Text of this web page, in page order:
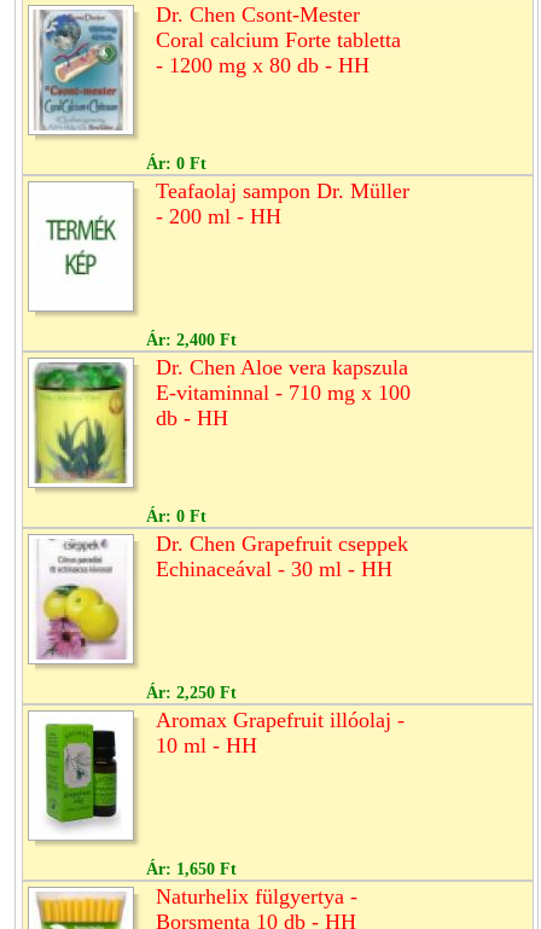
Dr. Chen Csont-Mester
Coral calcium Forte tabletta
- 1200 mg x 80 db - HH
Ár: 0 Ft
Teafaolaj sampon Dr. Müller
- 200 ml - HH
Ár: 2,400 Ft
Dr. Chen Aloe vera kapszula
E-vitaminnal - 710 mg x 100
db - HH
Ár: 0 Ft
Dr. Chen Grapefruit cseppek
Echinaceával - 30 ml - HH
Ár: 2,250 Ft
Aromax Grapefruit illóolaj -
10 ml - HH
Ár: 1,650 Ft
Naturhelix fülgyertya -
Borsmenta 10 db - HH